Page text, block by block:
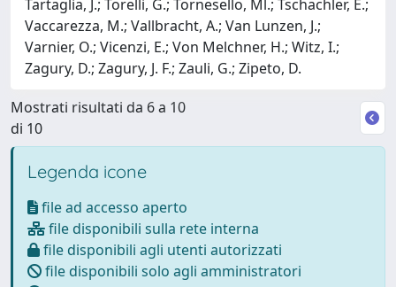
Tartaglia, J.; Torelli, G.; Tornesello, Ml.; Tschachler, E.;
Vaccarezza, M.; Vallbracht, A.; Van Lunzen, J.;
Varnier, O.; Vicenzi, E.; Von Melchner, H.; Witz, I.;
Zagury, D.; Zagury, J. F.; Zauli, G.; Zipeto, D.
Mostrati risultati da 6 a 10
di 10
Legenda icone
file ad accesso aperto
file disponibili sulla rete interna
file disponibili agli utenti autorizzati
file disponibili solo agli amministratori